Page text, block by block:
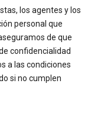
los agentes y los
personal que
de que
confidencialidad
a las condiciones
si no cumplen